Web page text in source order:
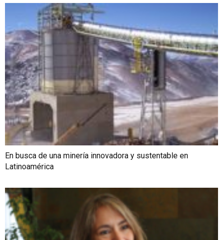
En busca de una minería innovadora y sustentable en
Latinoamérica